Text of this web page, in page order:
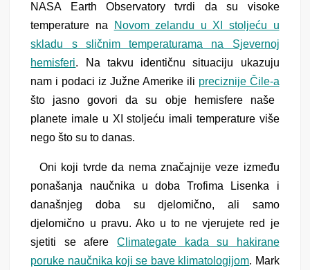
NASA Earth Observatory tvrdi da su visoke
temperature na
Novom zelandu u XI stoljeću u
skladu s sličnim temperaturama na Sjevernoj
hemisferi. Na takvu identičnu situaciju ukazuju
nam i podaci iz Južne Amerike ili preciznije Čile-a
što jasno govori da su obje hemisfere naše
planete imale u XI stoljeću imali temperature više
nego što su to danas.
Oni koji tvrde da nema značajnije veze između
ponašanja naučnika u doba Trofima Lisenka i
današnjeg doba su djelomično, ali samo
djelomično u pravu. Ako u to ne vjerujete red je
sjetiti se afere Climategate kada su hakirane
poruke naučnika koji se bave klimatologijom. Mark